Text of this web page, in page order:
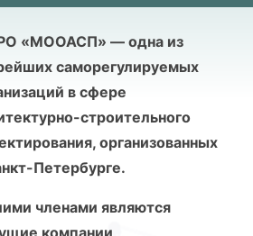
«МООАСП» — одна из
саморегулируемых
в сфере
строительного
организованных
Петербурге.
членами являются